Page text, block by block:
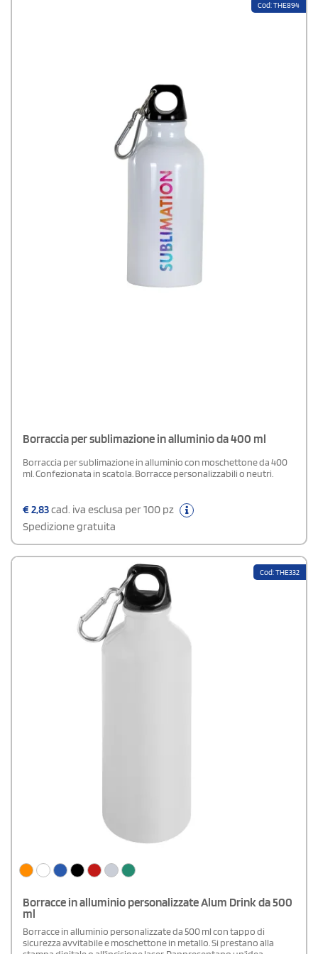
Cod: THE894
Borraccia per sublimazione in alluminio da 400 ml
Borraccia per sublimazione in alluminio con moschettone da 400
ml. Confezionata in scatola. Borracce personalizzabili o neutri.
€2,83cad. iva esclusa per 100 pz
Spedizione gratuita
Cod: THE332
Borracce in alluminio personalizzate Alum Drink da 500
ml
Borracce in alluminio personalizzate da 500 ml con tappo di
sicurezza avvitabile e moschettone in metallo. Si prestano alla